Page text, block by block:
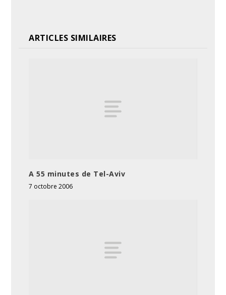
ARTICLES SIMILAIRES
A 55 minutes de Tel-Aviv
7 octobre 2006